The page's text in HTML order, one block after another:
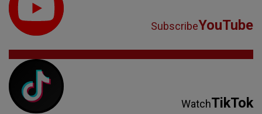
SubscribeYouTube
WatchTikTok